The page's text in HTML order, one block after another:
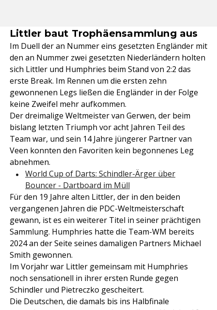
Littler baut Trophäensammlung aus
Im Duell der an Nummer eins gesetzten Engländer mit
den an Nummer zwei gesetzten Niederländern holten
sich Littler und Humphries beim Stand von 2:2 das
erste Break. Im Rennen um die ersten zehn
gewonnenen Legs ließen die Engländer in der Folge
keine Zweifel mehr aufkommen.
Der dreimalige Weltmeister van Gerwen, der beim
bislang letzten Triumph vor acht Jahren Teil des
Team war, und sein 14 Jahre jüngerer Partner van
Veen konnten den Favoriten kein begonnenes Leg
abnehmen.
World Cup of Darts: Schindler-Ärger über
Bouncer - Dartboard im Müll
Für den 19 Jahre alten Littler, der in den beiden
vergangenen Jahren die PDC-Weltmeisterschaft
gewann, ist es ein weiterer Titel in seiner prächtigen
Sammlung. Humphries hatte die Team-WM bereits
2024 an der Seite seines damaligen Partners Michael
Smith gewonnen.
Im Vorjahr war Littler gemeinsam mit Humphries
noch sensationell in ihrer ersten Runde gegen
Schindler und Pietreczko gescheitert.
Die Deutschen, die damals bis ins Halbfinale